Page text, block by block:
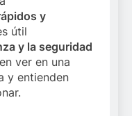
y
útil
y la seguridad
ver en una
y entienden